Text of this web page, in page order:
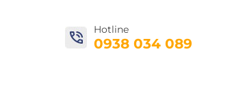
Hotline
0938 034 089